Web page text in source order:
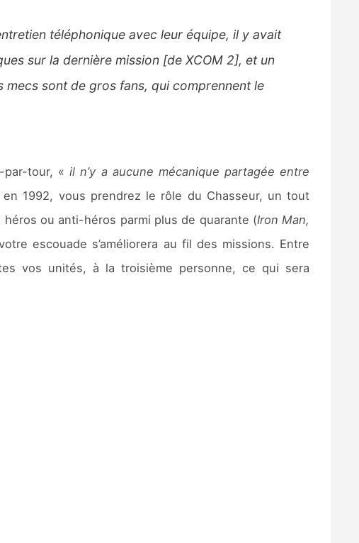
téléphonique avec leur équipe, il y avait
sur la dernière mission [de XCOM 2], et un
sont de gros fans, qui comprennent le
par-tour, «il n’y a aucune mécanique partagée entre
1992, vous prendrez le rôle du Chasseur, un tout
héros ou anti-héros parmi plus de quarante (Iron Man,
escouade s’améliorera au fil des missions. Entre
vos unités, à la troisième personne, ce qui sera